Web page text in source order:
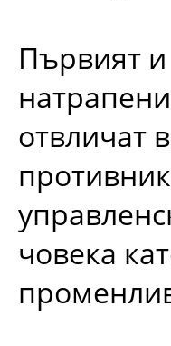
Първият и
отвличат
човека